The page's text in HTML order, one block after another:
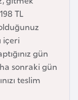
TL
içeri
gün
sonraki gün
teslim